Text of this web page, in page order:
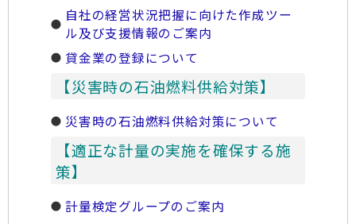
自社の経営状況把握に向けた作成ツー
ル及び支援情報のご案内
貸金業の登録について
【災害時の石油燃料供給対策】
災害時の石油燃料供給対策について
【適正な計量の実施を確保する施
策】
計量検定グループのご案内